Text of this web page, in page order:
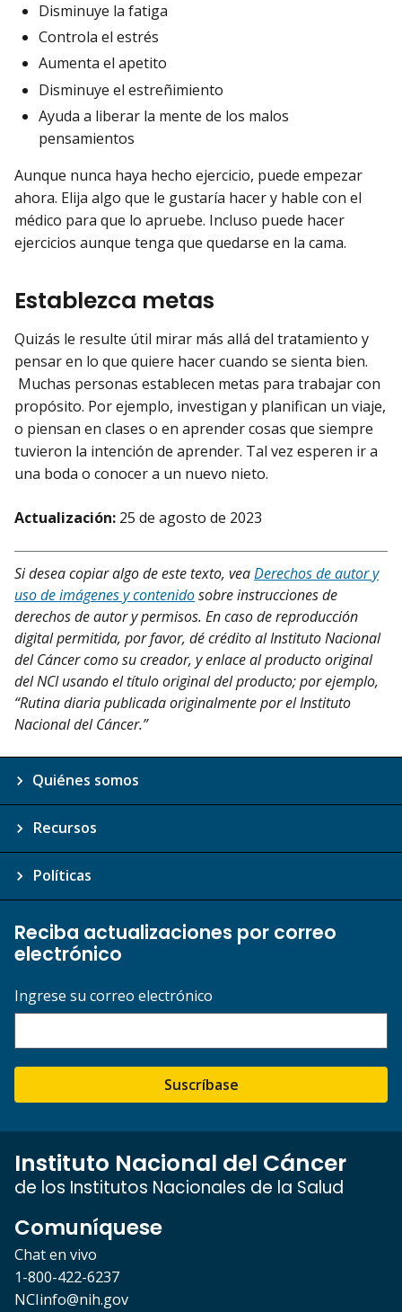
Disminuye la fatiga
Controla el estrés
Aumenta el apetito
Disminuye el estreñimiento
Ayuda a liberar la mente de los malos
pensamientos
Aunque nunca haya hecho ejercicio, puede empezar
ahora. Elija algo que le gustaría hacer y hable con el
médico para que lo apruebe. Incluso puede hacer
ejercicios aunque tenga que quedarse en la cama.
Establezca metas
Quizás le resulte útil mirar más allá del tratamiento y
pensar en lo que quiere hacer cuando se sienta bien.
Muchas personas establecen metas para trabajar con
propósito. Por ejemplo, investigan y planifican un viaje,
o piensan en clases o en aprender cosas que siempre
tuvieron la intención de aprender. Tal vez esperen ir a
una boda o conocer a un nuevo nieto.
Actualización: 25 de agosto de 2023
Si desea copiar algo de este texto, veaDerechos de autor y
uso de imágenes y contenidosobre instrucciones de
derechos de autor y permisos. En caso de reproducción
digital permitida, por favor, dé crédito al Instituto Nacional
del Cáncer como su creador, y enlace al producto original
del NCI usando el título original del producto; por ejemplo,
“Rutina diaria publicada originalmente por el Instituto
Nacional del Cáncer.”
Quiénes somos
Recursos
Políticas
Reciba actualizaciones por correo
electrónico
Ingrese su correo electrónico
Suscríbase
Instituto Nacional del Cáncer
de los Institutos Nacionales de la Salud
Comuníquese
Chat en vivo
1-800-422-6237
NCIinfo@nih.gov